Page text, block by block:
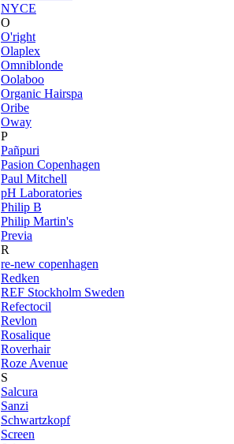
NYCE
O
O'right
Olaplex
Omniblonde
Oolaboo
Organic Hairspa
Oribe
Oway
P
Pañpuri
Pasion Copenhagen
Paul Mitchell
pH Laboratories
Philip B
Philip Martin's
Previa
R
re-new copenhagen
Redken
REF Stockholm Sweden
Refectocil
Revlon
Rosalique
Roverhair
Roze Avenue
S
Salcura
Sanzi
Schwartzkopf
Screen